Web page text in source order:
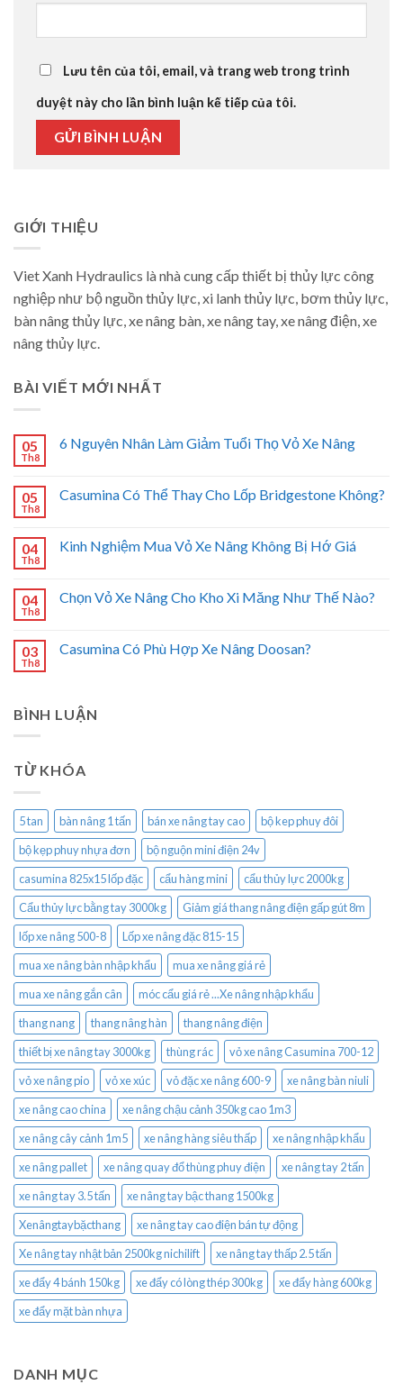
Lưu tên của tôi, email, và trang web trong trình
duyệt này cho lần bình luận kế tiếp của tôi.
GIỚI THIỆU
Viet Xanh Hydraulics là nhà cung cấp thiết bị thủy lực công
nghiệp như bộ nguồn thủy lực, xi lanh thủy lực, bơm thủy lực,
bàn nâng thủy lực, xe nâng bàn, xe nâng tay, xe nâng điện, xe
nâng thủy lực.
BÀI VIẾT MỚI NHẤT
05
Th8
6 Nguyên Nhân Làm Giảm Tuổi Thọ Vỏ Xe Nâng
05
Th8
Casumina Có Thể Thay Cho Lốp Bridgestone Không?
04
Th8
Kinh Nghiệm Mua Vỏ Xe Nâng Không Bị Hớ Giá
04
Th8
Chọn Vỏ Xe Nâng Cho Kho Xi Măng Như Thế Nào?
03
Th8
Casumina Có Phù Hợp Xe Nâng Doosan?
BÌNH LUẬN
TỪ KHÓA
5 tan bàn nâng 1 tấn bán xe nâng tay cao
bộ kep phuy đôi
bộ kẹp phuy nhựa đơn
bộ nguộn mini điện 24v
casumina 825x15 lốp đặc
cẩu hàng mini
cẩu thủy lực 2000kg
Cẩu thủy lực bằng tay 3000kg
Giảm giá thang nâng điện gấp gút 8m
lốp xe nâng 500-8
Lốp xe nâng đặc 815-15
mua xe nâng bàn nhập khẩu
mua xe nâng giá rẻ
mua xe nâng gắn cân
móc cẩu giá rẻ ...Xe nâng nhập khẩu
thang nang
thang nâng hàn
thang nâng điện
thiết bị xe nâng tay 3000kg
thùng rác
vỏ xe nâng Casumina 700-12
vỏ xe nâng pio
vỏ xe xúc vỏ đặc xe nâng 600-9
xe nâng bàn niuli
xe nâng cao china
xe nâng chậu cảnh 350kg cao 1m3
xe nâng cây cảnh 1m5
xe nâng hàng siêu thấp
xe nâng nhập khẩu
xe nâng pallet
xe nâng quay đổ thùng phuy điện
xe nâng tay 2 tấn
xe nâng tay 3.5 tấn
xe nâng tay bậc thang 1500kg
Xenângtaybặcthang
xe nâng tay cao điện bán tự động
Xe nâng tay nhật bản 2500kg nichilift
xe nâng tay thấp 2.5 tấn
xe đẩy 4 bánh 150kg
xe đẩy có lòng thép 300kg
xe đẩy hàng 600kg
xe đẩy mặt bàn nhựa
DANH MỤC